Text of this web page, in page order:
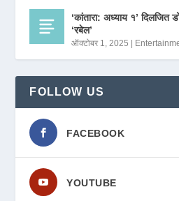
‘कांतारा: अध्याय १’ दिलजित
‘रबेल’
ऑक्टोबर 1, 2025 |
FOLLOW US
FACEBOOK
YOUTUBE